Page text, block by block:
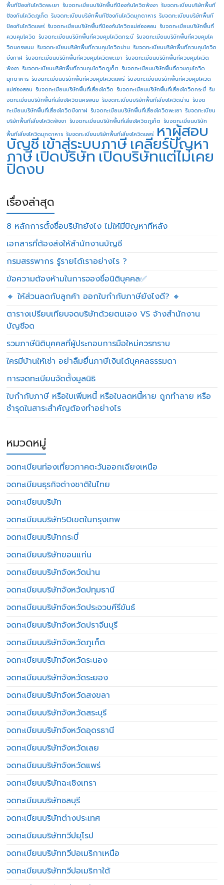
พื้นทีป้องกันโควิดพะเยา รับจดทะเบียนบริษัทพื้นทีป้องกันโควิดพังงา รับจดทะเบียนบริษัทพื้นที
ป้องกันโควิดภูเก็ต รับจดทะเบียนบริษัทพื้นทีป้องกันโควิดมุกดาหาร รับจดทะเบียนบริษัทพื้นที
ป้องกันโควิดแพร่ รับจดทะเบียนบริษัทพื้นทีป้องกันโควิดแม่ฮ่องสอน รับจดทะเบียนบริษัทพื้นที่
ควบคุมโควิด รับจดทะเบียนบริษัทพื้นที่ควบคุมโควิดกระบี่ รับจดทะเบียนบริษัทพื้นที่ควบคุมโค
วิดนครพนม รับจดทะเบียนบริษัทพื้นที่ควบคุมโควิดน่าน รับจดทะเบียนบริษัทพื้นที่ควบคุมโควิด
บึงกาฬ รับจดทะเบียนบริษัทพื้นที่ควบคุมโควิดพะเยา รับจดทะเบียนบริษัทพื้นที่ควบคุมโควิด
พังงา รับจดทะเบียนบริษัทพื้นที่ควบคุมโควิดภูเก็ต รับจดทะเบียนบริษัทพื้นที่ควบคุมโควิด
มุกดาหาร รับจดทะเบียนบริษัทพื้นที่ควบคุมโควิดแพร่ รับจดทะเบียนบริษัทพื้นที่ควบคุมโควิด
แม่ฮ่องสอน รับจดทะเบียนบริษัทพื้นที่เสี่ยงโควิด รับจดทะเบียนบริษัทพื้นที่เสี่ยงโควิดกระบี่ รับ
จดทะเบียนบริษัทพื้นที่เสี่ยงโควิดนครพนม รับจดทะเบียนบริษัทพื้นที่เสี่ยงโควิดน่าน รับจด
ทะเบียนบริษัทพื้นที่เสี่ยงโควิดบึงกาฬ รับจดทะเบียนบริษัทพื้นที่เสี่ยงโควิดพะเยา รับจดทะเบียน
บริษัทพื้นที่เสี่ยงโควิดพังงา รับจดทะเบียนบริษัทพื้นที่เสี่ยงโควิดภูเก็ต รับจดทะเบียนบริษัท
พื้นที่เสี่ยงโควิดมุกดาหาร รับจดทะเบียนบริษัทพื้นที่เสี่ยงโควิดแพร่ หาผู้สอบ
บัญชี เข้าสู่ระบบภาษี เคลียร์ปัญหา
ภาษีเปิดบริษัทเปิดบริษัทแต่ไม่เคย
ปิดงบ
เรื่องล่าสุด
8 หลักการตั้งชื่อบริษัทยังไง ไม่ให้มีปัญหาทีหลัง
เอกสารที่ต้องส่งให้สำนักงานบัญชี
กรมสรรพากร รู้รายได้เราอย่างไร ?
ข้อความต้องห้ามในการจองชื่อนิติบุคคล✅
🔸 ให้ส่วนลดกับลูกค้า ออกใบกำกับภาษียังไงดี? 🔸
ตารางเปรียบเทียบจดบริษัทด้วยตนเอง VS จ้างสำนักงาน
บัญชีจด
รวมภาษีนิติบุคคลที่ผู้ประกอบการมือใหม่ควรทราบ
ใครมีบ้านให้เช่า อย่าลืมยื่นภาษีเงินได้บุคคลธรรมดา
การจดทะเบียนจัดตั้งมูลนิธิ
ใบกำกับภาษี หรือใบเพิ่มหนี้ หรือใบลดหนี้หาย ถูกทำลาย หรือ
ชำรุดในสาระสำคัญต้องทำอย่างไร
หมวดหมู่
จดทะเบียนท่องเที่ยวภาคตะวันออกเฉียงเหนือ
จดทะเบียนธุรกิจต่างชาติในไทย
จดทะเบียนบริษัท
จดทะเบียนบริษัท50เขตในกรุงเทพ
จดทะเบียนบริษัทกระบี่
จดทะเบียนบริษัทขอนแก่น
จดทะเบียนบริษัทจังหวัดน่าน
จดทะเบียนบริษัทจังหวัดปทุมธานี
จดทะเบียนบริษัทจังหวัดประจวบคีรีขันธ์
จดทะเบียนบริษัทจังหวัดปราจีนบุรี
จดทะเบียนบริษัทจังหวัดภูเก็ต
จดทะเบียนบริษัทจังหวัดระนอง
จดทะเบียนบริษัทจังหวัดระยอง
จดทะเบียนบริษัทจังหวัดสงขลา
จดทะเบียนบริษัทจังหวัดสระบุรี
จดทะเบียนบริษัทจังหวัดอุดรธานี
จดทะเบียนบริษัทจังหวัดเลย
จดทะเบียนบริษัทจังหวัดแพร่
จดทะเบียนบริษัทฉะเชิงเทรา
จดทะเบียนบริษัทชลบุรี
จดทะเบียนบริษัทต่างประเทศ
จดทะเบียนบริษัททวีปยุโรป
จดทะเบียนบริษัททวีปอเมริกาเหนือ
จดทะเบียนบริษัททวีปอเมริกาใต้